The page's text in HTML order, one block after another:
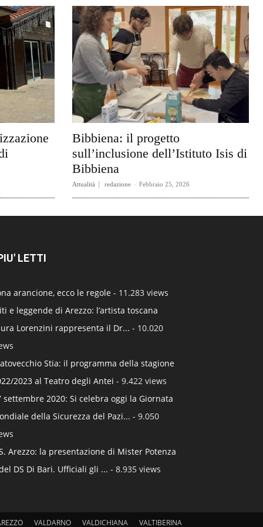
Bibbiena: il progetto
sull’inclusione dell’Istituto Isis di
Bibbiena
Attualità redazione - Febbraio 25, 2026
LETTI
arancione, ecco le regole - 11.283 views
e leggende di Arezzo: l’artista toscana
Lorenzini rappresenta il Dr... - 10.020
Stia: il programma della stagione
2023 al Teatro degli Antei - 9.422 views
settembre 2020: Si celebra oggi la Giornata
della Sicurezza del Pazi... - 9.050
Arezzo: la presentazione di Mister Potenza
DS Di Bari. Ufficiali gli ... - 8.935 views
VALDARNO VALDICHIANA VALTIBERINA